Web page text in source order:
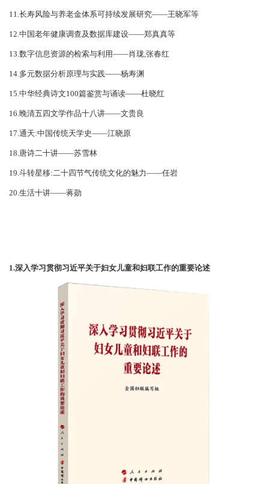
11.长寿风险与养老金体系可持续发展研究——王晓军等
12.中国老年健康调查及数据库建设——郑真真等
13.数字信息资源的检索与利用——肖珑,张春红
14.多元数据分析原理与实践——杨寿渊
15.中华经典诗文100篇鉴赏与诵读——杜晓红
16.晚清五四文学作品十八讲——文贵良
17.通天:中国传统天学史——江晓原
18.唐诗二十讲——苏雪林
19.斗转星移:二十四节气传统文化的魅力——任岩
20.生活十讲——蒋勋
1.深入学习贯彻习近平关于妇女儿童和妇联工作的重要论述